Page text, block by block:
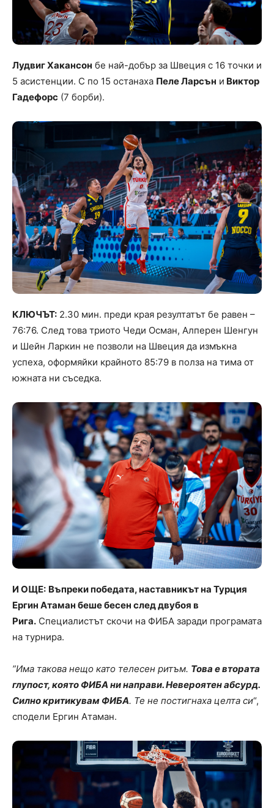
Лудвиг Хакансон бе най-добър за Швеция с 16 точки и
5 асистенции. С по 15 останаха Пеле Ларсън и Виктор
Гадефорс (7 борби).
КЛЮЧЪТ: 2.30 мин. преди края резултатът бе равен –
76:76. След това триото Чеди Осман, Алперен Шенгун
и Шейн Ларкин не позволи на Швеция да измъкна
успеха, оформяйки крайното 85:79 в полза на тима от
южната ни съседка.
И ОЩЕ: Въпреки победата, наставникът на Турция
Ергин Атаман беше бесен след двубоя в
Рига. Специалистът скочи на ФИБА заради програмата
на турнира.
”Има такова нещо като телесен ритъм. Това е втората
глупост, която ФИБА ни направи. Невероятен абсурд.
Силно критикувам ФИБА. Те не постигнаха целта си“,
сподели Ергин Атаман.